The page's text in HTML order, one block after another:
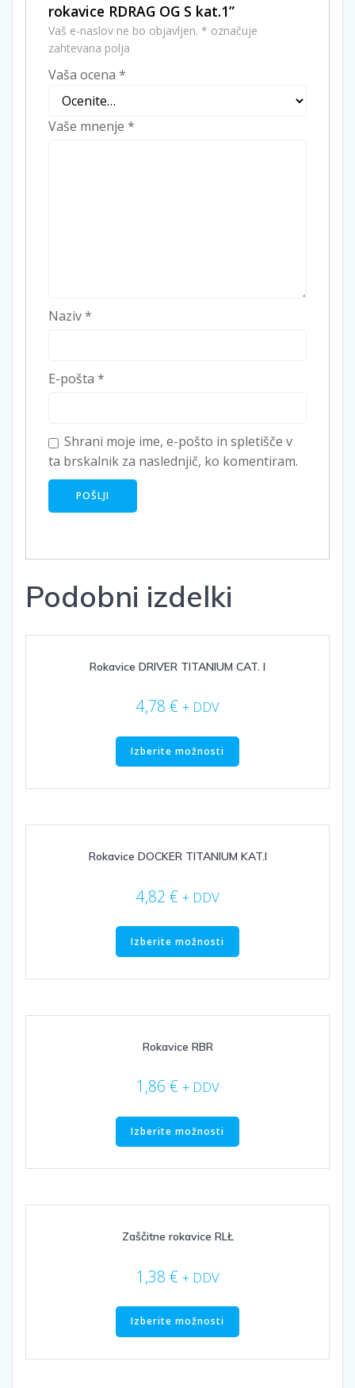
rokavice RDRAG OG S kat.1”
Vaš e-naslov ne bo objavljen. * označuje
zahtevana polja
Vaša ocena *
Vaše mnenje *
Naziv*
E-pošta *
Shrani moje ime, e-pošto in spletišče v
ta brskalnik za naslednjič, ko komentiram.
Podobni izdelki
Rokavice DRIVER TITANIUM CAT. I
4,78 € + DDV
Izberite možnosti
Ta
ima
več
Možnosti
izberete
Rokavice DOCKER TITANIUM KAT.I
4,82 € + DDV
Izberite možnosti
Ta
ima
več
Možnosti
Rokavice RBR
1,86 € + DDV
Izberite možnosti
ima
več
Možnosti
Zaščitne rokavice RLŁ
1,38 € + DDV
Izberite možnosti
Ta
ima
več